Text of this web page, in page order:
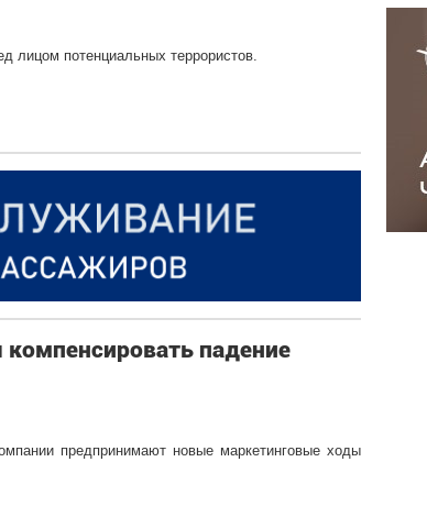
лицом потенциальных террористов.
падение
предпринимают новые маркетинговые ходы